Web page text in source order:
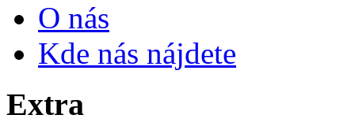
O nás
Kde nás nájdete
Extra